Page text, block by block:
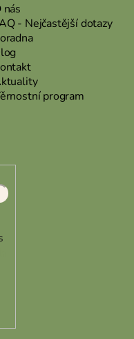
nás
- Nejčastější dotazy
program